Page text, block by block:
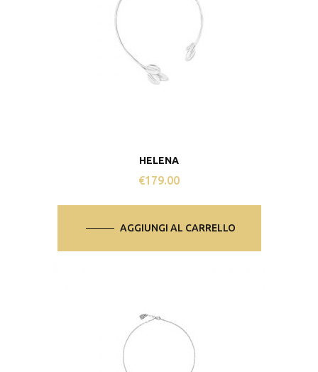
HELENA
€179.00
AGGIUNGI AL CARRELLO